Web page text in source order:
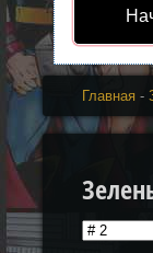
Главная -